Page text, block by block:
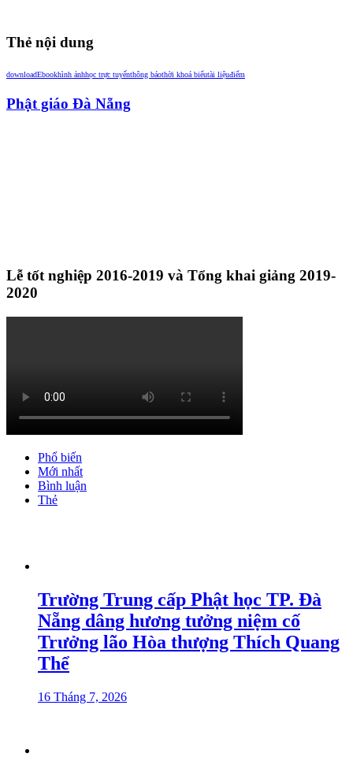
Thẻ nội dung
downloadEbookhình ảnhhọc trực tuyếnthông báothời khoá biểutài liệuđiểm
Phật giáo Đà Nẵng
Lễ tốt nghiệp 2016-2019 và Tổng khai giảng 2019-
2020
Phổ biến
Mới nhất
Bình luận
Thẻ
Trường Trung cấp Phật học TP. Đà
Nẵng dâng hương tưởng niệm cố
Trưởng lão Hòa thượng Thích Quang
Thể
16 Tháng 7, 2026